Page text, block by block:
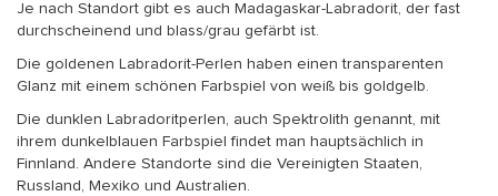
Je nach Standort gibt es auch Madagaskar-Labradorit, der fast
durchscheinend und blass/grau gefärbt ist.
Die goldenen Labradorit-Perlen haben einen transparenten
Glanz mit einem schönen Farbspiel von weiß bis goldgelb.
Die dunklen Labradoritperlen, auch Spektrolith genannt, mit
ihrem dunkelblauen Farbspiel findet man hauptsächlich in
Finnland. Andere Standorte sind die Vereinigten Staaten,
Russland, Mexiko und Australien.